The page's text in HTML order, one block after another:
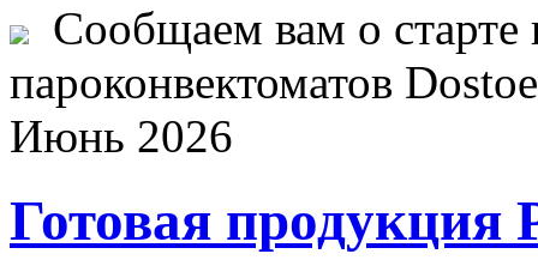
Сообщаем вам о старте
пароконвектоматов
Июнь 2026
Готовая продукция